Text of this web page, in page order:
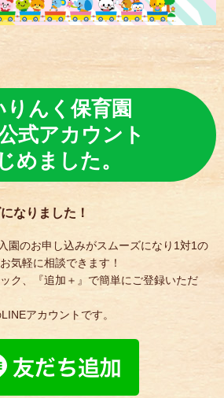
りんく保育園
式アカウント
めました。
なりました！
園のお申し込みがスムーズになり1対1の
気軽に相談できます！
ク、『追加＋』で簡単にご登録いただ
アカウントです。